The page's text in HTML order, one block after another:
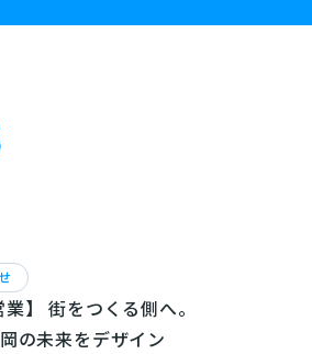
】 街をつくる側へ。
の未来をデザイン